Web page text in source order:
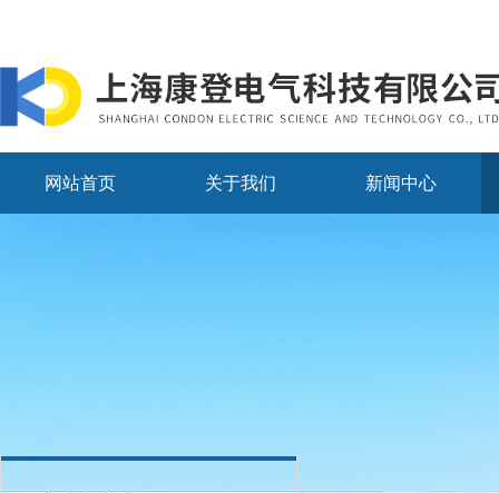
网站首页 关于我们 新闻中心